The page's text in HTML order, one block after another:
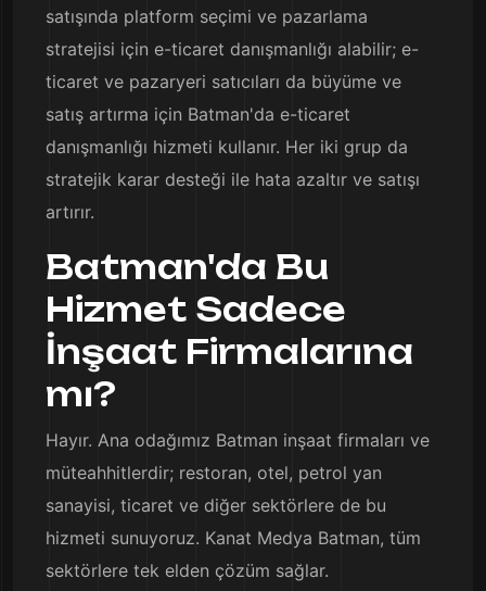
satışında platform seçimi ve pazarlama
stratejisi için e-ticaret danışmanlığı alabilir; e-
ticaret ve pazaryeri satıcıları da büyüme ve
satış artırma için Batman'da e-ticaret
danışmanlığı hizmeti kullanır. Her iki grup da
stratejik karar desteği ile hata azaltır ve satışı
artırır.
Batman'da Bu
Hizmet Sadece
İnşaat Firmalarına
mı?
Hayır. Ana odağımız Batman inşaat firmaları ve
müteahhitlerdir; restoran, otel, petrol yan
sanayisi, ticaret ve diğer sektörlere de bu
hizmeti sunuyoruz. Kanat Medya Batman, tüm
sektörlere tek elden çözüm sağlar.